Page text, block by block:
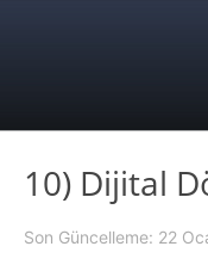
10) Dijital
Son Güncelleme: 22